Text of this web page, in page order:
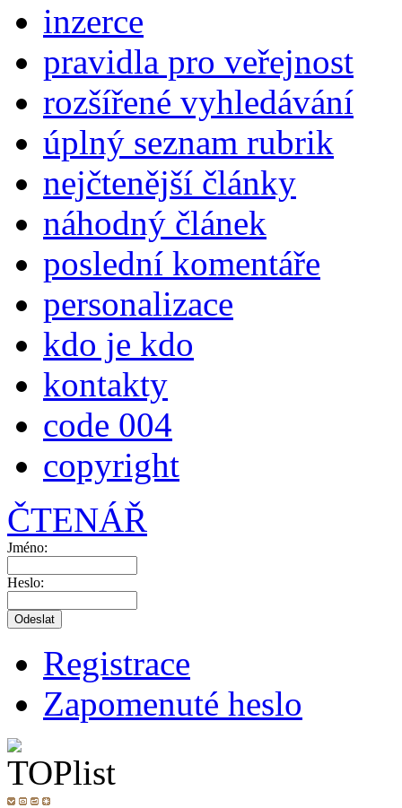
inzerce
pravidla pro veřejnost
rozšířené vyhledávání
úplný seznam rubrik
nejčtenější články
náhodný článek
poslední komentáře
personalizace
kdo je kdo
kontakty
code 004
copyright
ČTENÁŘ
Jméno:
Heslo:
Registrace
Zapomenuté heslo